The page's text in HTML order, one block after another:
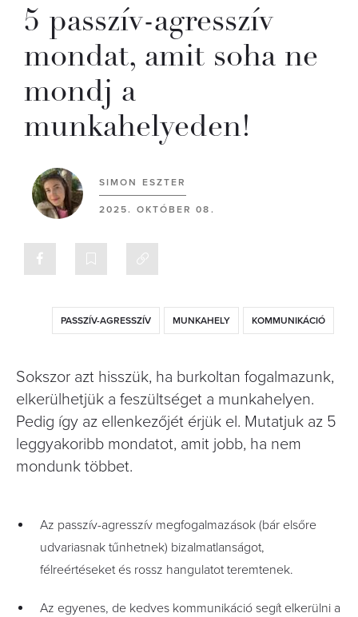
5 passzív-agresszív
mondat, amit soha ne
mondj a
munkahelyeden!
SIMON ESZTER
2025. OKTÓBER 08.
PASSZÍV-AGRESSZÍV MUNKAHELY KOMMUNIKÁCIÓ
Sokszor azt hisszük, ha burkoltan fogalmazunk,
elkerülhetjük a feszültséget a munkahelyen.
Pedig így az ellenkezőjét érjük el. Mutatjuk az 5
leggyakoribb mondatot, amit jobb, ha nem
mondunk többet.
Az passzív-agresszív megfogalmazások (bár elsőre
udvariasnak tűnhetnek) bizalmatlanságot,
félreértéseket és rossz hangulatot teremtenek.
Az egyenes, de kedves kommunikáció segít elkerülni a